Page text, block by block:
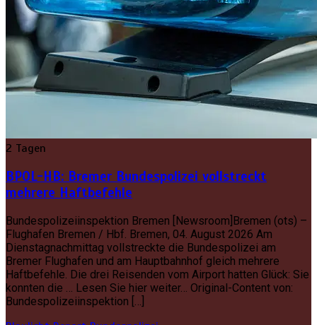
2 Tagen
BPOL-HB: Bremer Bundespolizei vollstreckt
mehrere Haftbefehle
Bundespolizeiinspektion Bremen [Newsroom]Bremen (ots) –
Flughafen Bremen / Hbf. Bremen, 04. August 2026 Am
Dienstagnachmittag vollstreckte die Bundespolizei am
Bremer Flughafen und am Hauptbahnhof gleich mehrere
Haftbefehle. Die drei Reisenden vom Airport hatten Glück: Sie
konnten die … Lesen Sie hier weiter… Original-Content von:
Bundespolizeiinspektion […]